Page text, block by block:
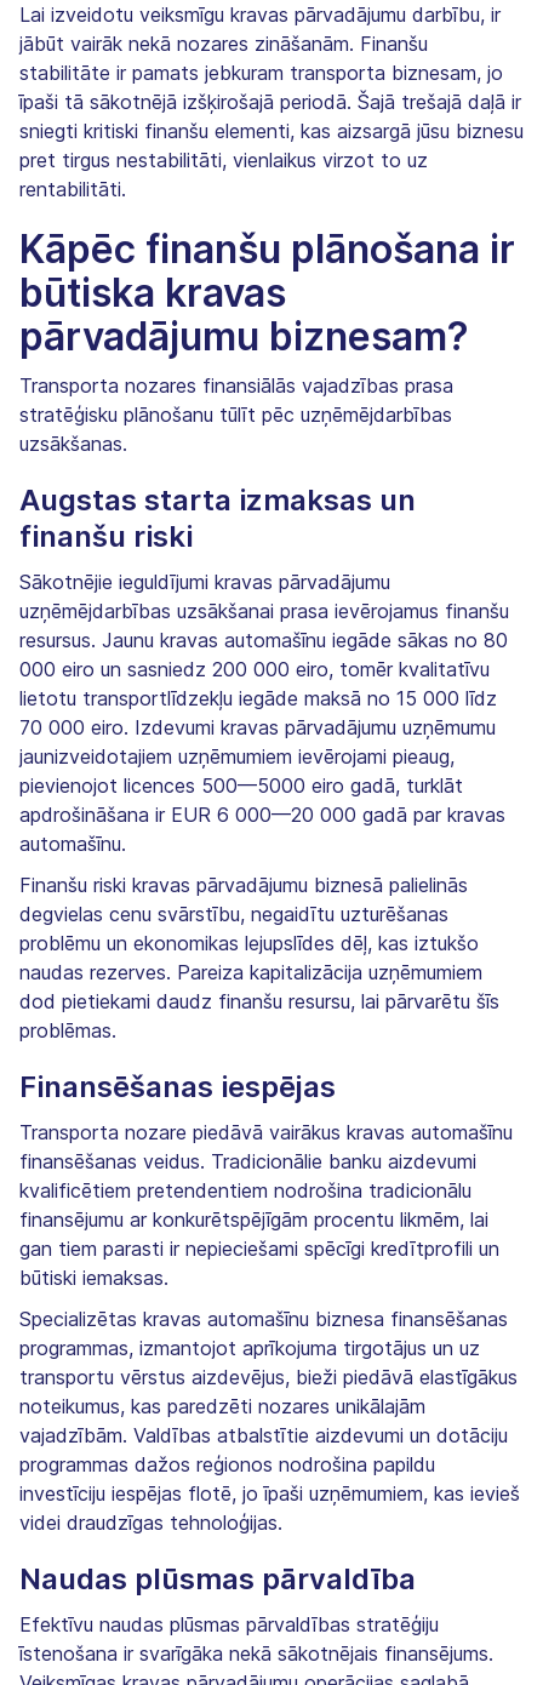
Lai izveidotu veiksmīgu kravas pārvadājumu darbību, ir
jābūt vairāk nekā nozares zināšanām. Finanšu
stabilitāte ir pamats jebkuram transporta biznesam, jo
īpaši tā sākotnējā izšķirošajā periodā. Šajā trešajā daļā ir
sniegti kritiski finanšu elementi, kas aizsargā jūsu biznesu
pret tirgus nestabilitāti, vienlaikus virzot to uz
rentabilitāti.
Kāpēc finanšu plānošana ir
būtiska kravas
pārvadājumu biznesam?
Transporta nozares finansiālās vajadzības prasa
stratēģisku plānošanu tūlīt pēc uzņēmējdarbības
uzsākšanas.
Augstas starta izmaksas un
finanšu riski
Sākotnējie ieguldījumi kravas pārvadājumu
uzņēmējdarbības uzsākšanai prasa ievērojamus finanšu
resursus. Jaunu kravas automašīnu iegāde sākas no 80
000 eiro un sasniedz 200 000 eiro, tomēr kvalitatīvu
lietotu transportlīdzekļu iegāde maksā no 15 000 līdz
70 000 eiro. Izdevumi kravas pārvadājumu uzņēmumu
jaunizveidotajiem uzņēmumiem ievērojami pieaug,
pievienojot licences 500—5000 eiro gadā, turklāt
apdrošināšana ir EUR 6 000—20 000 gadā par kravas
automašīnu.
Finanšu riski kravas pārvadājumu biznesā palielinās
degvielas cenu svārstību, negaidītu uzturēšanas
problēmu un ekonomikas lejupslīdes dēļ, kas iztukšo
naudas rezerves. Pareiza kapitalizācija uzņēmumiem
dod pietiekami daudz finanšu resursu, lai pārvarētu šīs
problēmas.
Finansēšanas iespējas
Transporta nozare piedāvā vairākus kravas automašīnu
finansēšanas veidus. Tradicionālie banku aizdevumi
kvalificētiem pretendentiem nodrošina tradicionālu
finansējumu ar konkurētspējīgām procentu likmēm, lai
gan tiem parasti ir nepieciešami spēcīgi kredītprofili un
būtiski iemaksas.
Specializētas kravas automašīnu biznesa finansēšanas
programmas, izmantojot aprīkojuma tirgotājus un uz
transportu vērstus aizdevējus, bieži piedāvā elastīgākus
noteikumus, kas paredzēti nozares unikālajām
vajadzībām. Valdības atbalstītie aizdevumi un dotāciju
programmas dažos reģionos nodrošina papildu
investīciju iespējas flotē, jo īpaši uzņēmumiem, kas ievieš
videi draudzīgas tehnoloģijas.
Naudas plūsmas pārvaldība
Efektīvu naudas plūsmas pārvaldības stratēģiju
īstenošana ir svarīgāka nekā sākotnējais finansējums.